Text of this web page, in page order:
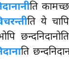
ति
ति ये
ति